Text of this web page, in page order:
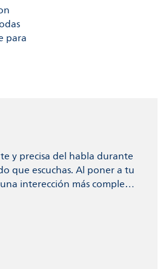
para
y precisa del habla durante
que escuchas. Al poner a tu
interección más completa